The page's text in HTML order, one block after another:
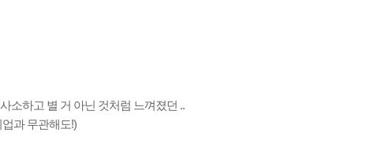
소하고 별 거 아닌 것처럼 느껴졌던 ..
과 무관해도!)